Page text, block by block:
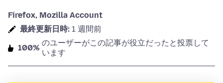
Firefox, Mozilla Account
最終更新日時: 1 週間前
100%
のユーザーがこの記事が役立だったと投票して
います